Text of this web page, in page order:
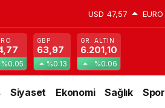
USD 47,57 EURO
%0.05
GBP
63,97
%0.13
GR. ALTIN
6.201,10
%0.06
Siyaset Ekonomi Sağlık Spor